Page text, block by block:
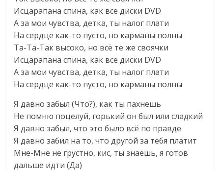
Исцарапана спина, как все диски DVD
А за мои чувства, детка, ты налог плати
На сердце как-то пусто, но карманы полны
Та-Та-Так высоко, но всё те же своячки
Исцарапана спина, как все диски DVD
А за мои чувства, детка, ты налог плати
На сердце как-то пусто, но карманы полны
Я давно забыл (Что?), как ты пахнешь
Не помню поцелуй, горький он был или сладкий
Я давно забыл, что это было всё по правде
Я давно забил на то, что другой за тебя платит
Мне-Мне не грустно, кис, ты знаешь, я готов
дальше идти (Да)